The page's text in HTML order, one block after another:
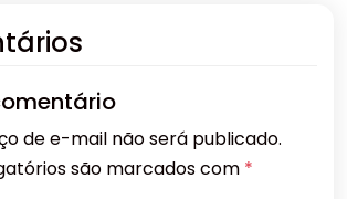
de e-mail não será publicado.
são marcados com *